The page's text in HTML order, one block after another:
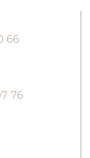
66
76